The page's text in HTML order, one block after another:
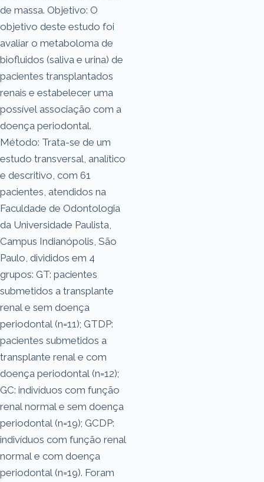
de massa. Objetivo: O
objetivo deste estudo foi
avaliar o metaboloma de
biofluidos (saliva e urina) de
pacientes transplantados
renais e estabelecer uma
possível associação com a
doença periodontal.
Método: Trata-se de um
estudo transversal, analítico
e descritivo, com 61
pacientes, atendidos na
Faculdade de Odontologia
da Universidade Paulista,
Campus Indianópolis, São
Paulo, divididos em 4
grupos: GT: pacientes
submetidos a transplante
renal e sem doença
periodontal (n=11); GTDP:
pacientes submetidos a
transplante renal e com
doença periodontal (n=12);
GC: indivíduos com função
renal normal e sem doença
periodontal (n=19); GCDP:
indivíduos com função renal
normal e com doença
periodontal (n=19). Foram